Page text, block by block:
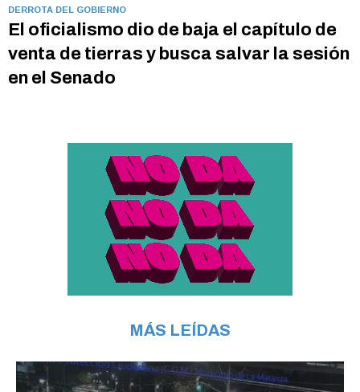
DERROTA DEL GOBIERNO
El oficialismo dio de baja el capítulo de
venta de tierras y busca salvar la sesión
en el Senado
MÁS LEÍDAS